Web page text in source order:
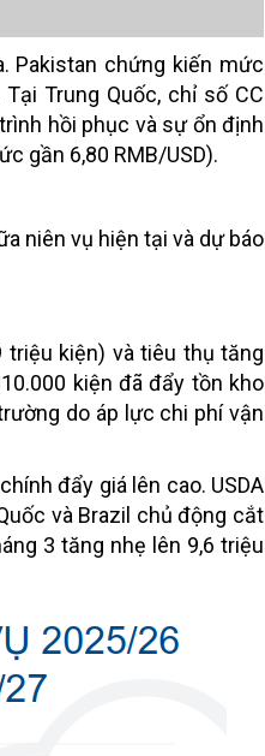
Pakistan chứng kiến mức
Trung Quốc, chỉ số CC
hồi phục và sự ổn định
gần 6,80 RMB/USD).
niên vụ hiện tại và dự báo
kiện) và tiêu thụ tăng
kiện đã đẩy tồn kho
do áp lực chi phí vận
đẩy giá lên cao. USDA
và Brazil chủ động cắt
3 tăng nhẹ lên 9,6 triệu